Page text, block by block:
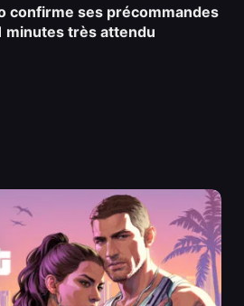
confirme ses précommandes
minutes très attendu